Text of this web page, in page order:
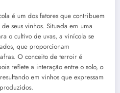
é um dos fatores que contribuem
seus vinhos. Situada em uma
o cultivo de uvas, a vinícola se
que proporcionam
O conceito de terroir é
reflete a interação entre o solo, o
em vinhos que expressam